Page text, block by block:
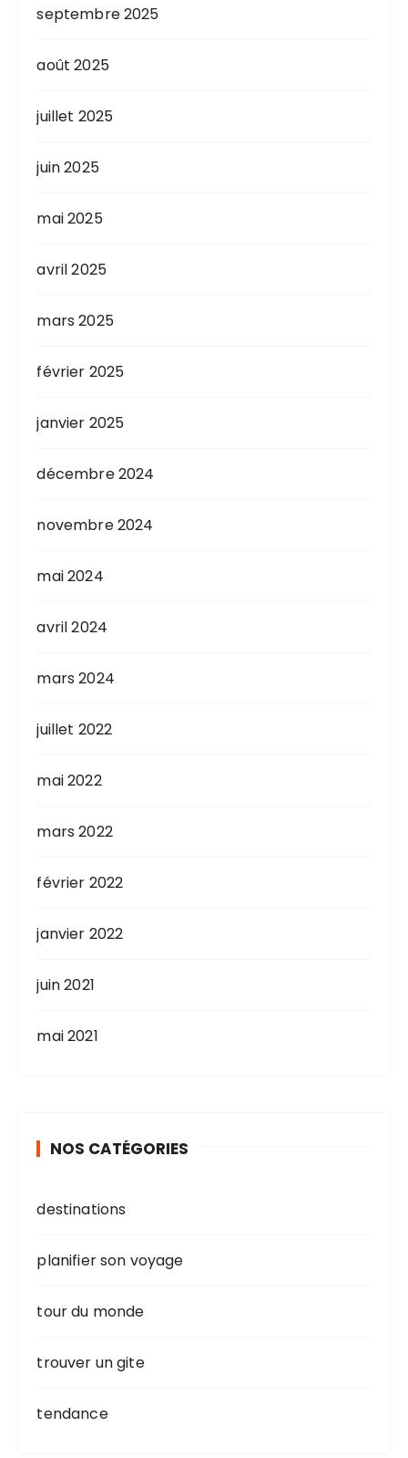
septembre 2025
août 2025
juillet 2025
juin 2025
mai 2025
avril 2025
mars 2025
février 2025
janvier 2025
décembre 2024
novembre 2024
mai 2024
avril 2024
mars 2024
juillet 2022
mai 2022
mars 2022
février 2022
janvier 2022
juin 2021
mai 2021
NOS CATÉGORIES
destinations
planifier son voyage
tour du monde
trouver un gite
tendance